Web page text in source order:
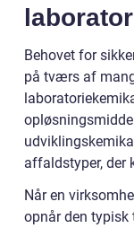
Behovet for
på tværs af
affaldstyper,
Når en
opnår den typisk